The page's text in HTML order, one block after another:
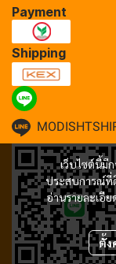
เว็บไซต์นี้มี
ประสบการณ์ที่
อ่านรายละเอีย
ตั้ง
Payment
Shipping